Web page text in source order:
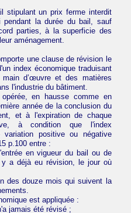
stipulant un prix ferme interdit
pendant
la durée du bail, sauf
parties, à la superficie des
aménagement.
une clause de révision le
index économique traduisant
d’œuvre et des matières
l'industrie du bâtiment.
en hausse comme en
année de la conclusion du
et à l'expiration de chaque
à condition que l'index
variation positive ou négative
p.100 entre :
en vigueur du bail ou de
a déjà eu révision, le jour où
des douze mois qui suivent la
est appliquée :
jamais été révisé ;